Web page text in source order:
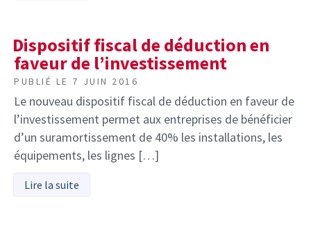
Dispositif fiscal de déduction en
faveur de l’investissement
PUBLIÉ LE 7 JUIN 2016
Le nouveau dispositif fiscal de déduction en faveur de
l’investissement permet aux entreprises de bénéficier
d’un suramortissement de 40% les installations, les
équipements, les lignes […]
Lire la suite